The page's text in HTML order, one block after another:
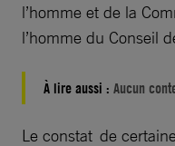
l’homme et de la
l’homme du Conseil
À lire aussi : Aucun
Le constat de